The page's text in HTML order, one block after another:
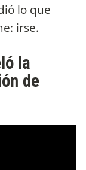
lo que
irse.
la
de